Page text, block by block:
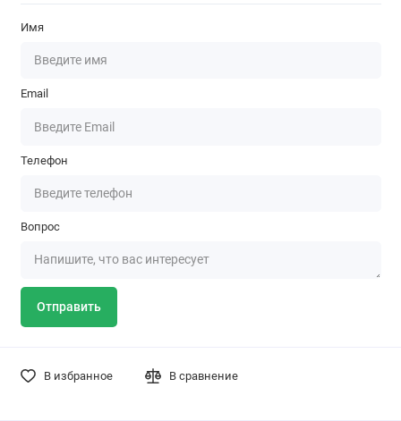
Имя
Email
Телефон
Вопрос
Отправить
В избранное В сравнение